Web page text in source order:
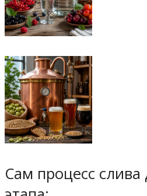
Сам процесс слива